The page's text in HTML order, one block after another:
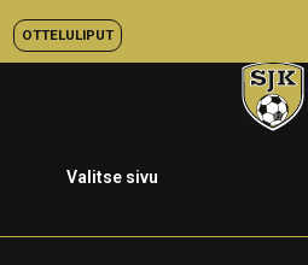
OTTELULIPUT
Valitse sivu